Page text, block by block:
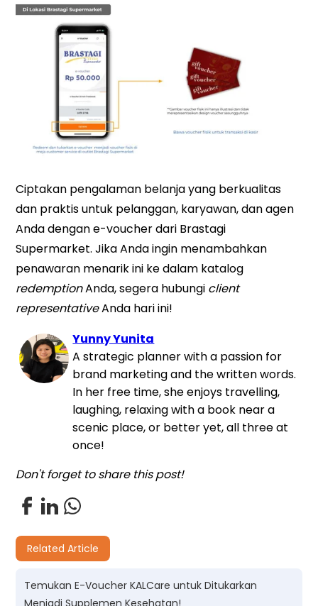
Ciptakan pengalaman belanja yang berkualitas
dan praktis untuk pelanggan, karyawan, dan agen
Anda dengan e-voucher dari Brastagi
Supermarket. Jika Anda ingin menambahkan
penawaran menarik ini ke dalam katalog
redemptionAnda, segera hubungi client
representativeAnda hari ini!
Yunny Yunita
A strategic planner with a passion for
brand marketing and the written words.
In her free time, she enjoys travelling,
laughing, relaxing with a book near a
scenic place, or better yet, all three at
once!
Don't forget to share this post!
Related Article
Temukan E-Voucher KALCare untuk Ditukarkan
Menjadi Supplemen Kesehatan!